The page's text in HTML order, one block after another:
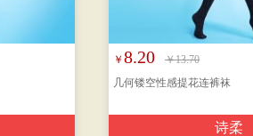
￥ 8.20
￥13.70
几何镂空性感提花连裤袜
诗柔